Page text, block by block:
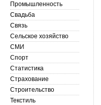
Промышленность
Свадьба
Связь
Сельское хозяйство
СМИ
Спорт
Статистика
Страхование
Строительство
Текстиль